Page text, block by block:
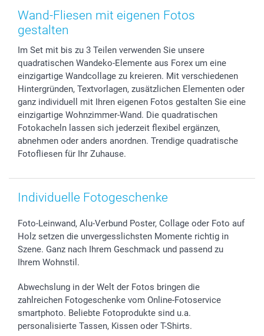
Zubehör & Material
Foto-Kalender & Agenden
Geschenk-Gutscheine (PDF)
AGB
Impressum
Partnerprogramme
Investor Relations
B2B smartbusiness
Widerrufsrecht
Muttertag
Vatertag
Hochzeit
Geburtstag
Geburt
Zu allen Anlässen
Preise und Versandkosten
Lieferfristen
Zahlungsmöglichkeiten
Anmelden /Registrieren
Sitemap
Status der Bestellung
smartfriends
smartgarantie
smartbonus
Wand-Fliesen mit eigenen Fotos
gestalten
Im Set mit bis zu 3 Teilen verwenden Sie unsere
quadratischen Wandeko-Elemente aus Forex um eine
einzigartige Wandcollage zu kreieren. Mit verschiedenen
Hintergründen, Textvorlagen, zusätzlichen Elementen oder
ganz individuell mit Ihren eigenen Fotos gestalten Sie eine
einzigartige Wohnzimmer-Wand. Die quadratischen
Fotokacheln lassen sich jederzeit flexibel ergänzen,
abnehmen oder anders anordnen. Trendige quadratische
Fotofliesen für Ihr Zuhause.
Individuelle Fotogeschenke
Foto-Leinwand, Alu-Verbund Poster, Collage oder Foto auf
Holz setzen die unvergesslichsten Momente richtig in
Szene. Ganz nach Ihrem Geschmack und passend zu
Ihrem Wohnstil.
Abwechslung in der Welt der Fotos bringen die
zahlreichen Fotogeschenke vom Online-Fotoservice
smartphoto. Beliebte Fotoprodukte sind u.a.
personalisierte Tassen, Kissen oder T-Shirts.